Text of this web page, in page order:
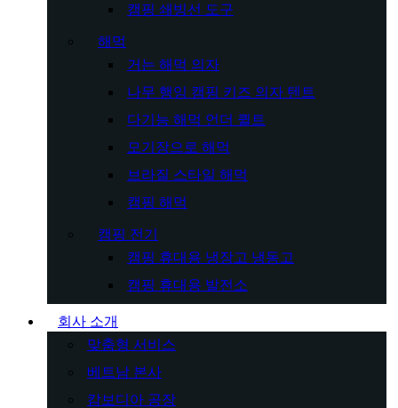
캠핑 쇄빙선 도구
해먹
거는 해먹 의자
나무 행잉 캠핑 키즈 의자 텐트
다기능 해먹 언더 퀼트
모기장으로 해먹
브라질 스타일 해먹
캠핑 해먹
캠핑 전기
캠핑 휴대용 냉장고 냉동고
캠핑 휴대용 발전소
회사 소개
맞춤형 서비스
베트남 본사
캄보디아 공장